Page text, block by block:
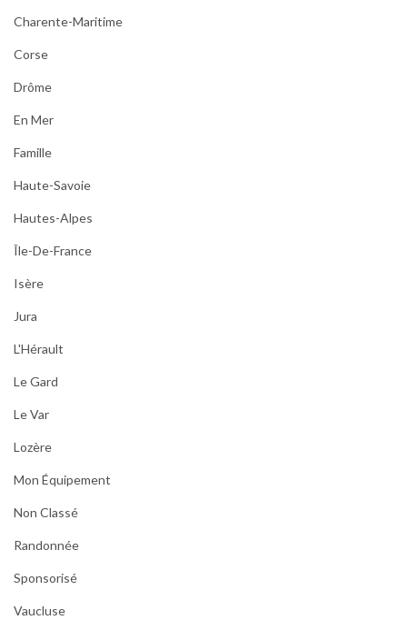
Charente-Maritime
Corse
Drôme
En Mer
Famille
Haute-Savoie
Hautes-Alpes
Île-De-France
Isère
Jura
L'Hérault
Le Gard
Le Var
Lozère
Mon Équipement
Non Classé
Randonnée
Sponsorisé
Vaucluse